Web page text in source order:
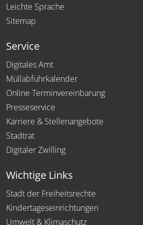
Leichte Sprache
Sitemap
Service
Digitales Amt
Müllabfuhrkalender
Online Terminvereinbarung
Presseservice
Karriere & Stellenangebote
Stadtrat
Digitaler Zwilling
Wichtige Links
Stadt der Freiheitsrechte
Kindertageseinrichtungen
Umwelt & Klimaschutz